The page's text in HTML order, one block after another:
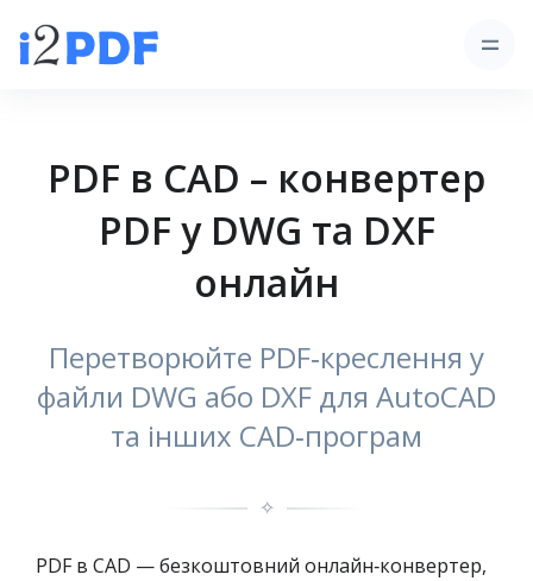
PDF в CAD – конвертер
PDF у DWG та DXF
онлайн
Перетворюйте PDF‑креслення у
файли DWG або DXF для AutoCAD
та інших CAD‑програм
✧
PDF в CAD — безкоштовний онлайн‑конвертер,